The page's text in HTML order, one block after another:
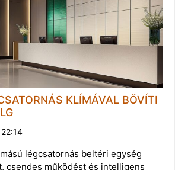
KLÍMÁVAL BŐVÍTI
légcsatornás beltéri egység
csendes működést és intelligens